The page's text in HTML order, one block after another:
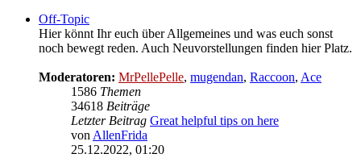
Off-Topic
Hier könnt Ihr euch über Allgemeines und was euch sonst
noch bewegt reden. Auch Neuvorstellungen finden hier Platz.
Moderatoren: MrPellePelle, mugendan, Raccoon, Ace
1586 Themen
34618 Beiträge
Letzter Beitrag Great helpful tips on here
vonAllenFrida
Neuester
25.12.2022, 01:20